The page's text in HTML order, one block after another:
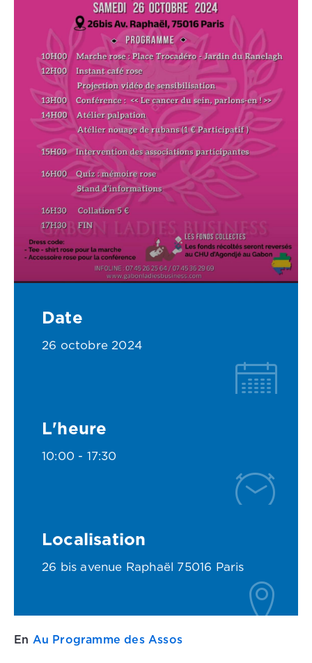
Presse
Actualités
Assurance
Décès
Voyage
Date
26 octobre 2024
L'heure
10:00 - 17:30
Localisation
26 bis avenue Raphaël 75016 Paris
En Au Programme des Assos